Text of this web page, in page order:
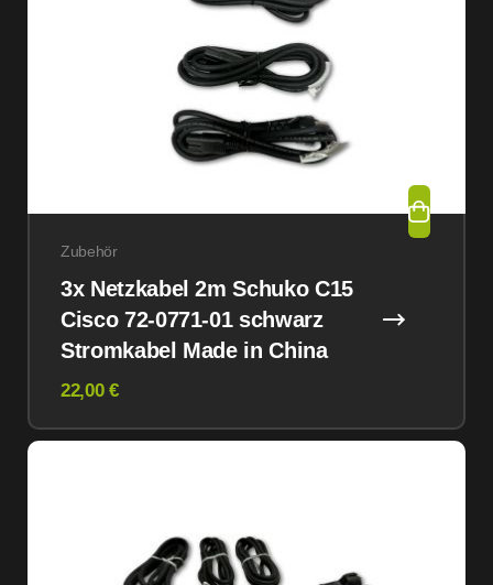
Zubehör
3x Netzkabel 2m Schuko C15
Cisco 72-0771-01 schwarz
Stromkabel Made in China
22,00 €